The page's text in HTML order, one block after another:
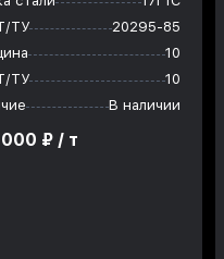
ТУ
20295-85
10
ТУ
10
В наличии
000 ₽ / т